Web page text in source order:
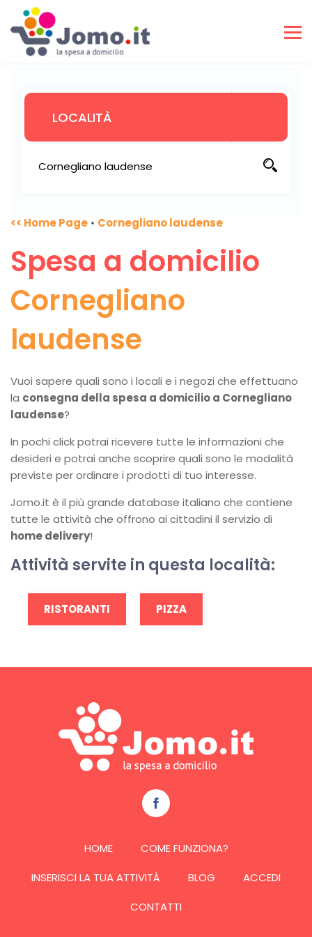
<< Home Page • Cornegliano laudense
Spesa a domicilio
Cornegliano
laudense
Vuoi sapere quali sono i locali e i negozi che effettuano
la consegna della spesa a domicilio a Cornegliano
laudense?
In pochi click potrai ricevere tutte le informazioni che
desideri e potrai anche scoprire quali sono le modalità
previste per ordinare i prodotti di tuo interesse.
Jomo.it è il più grande database italiano che contiene
tutte le attività che offrono ai cittadini il servizio di
home delivery!
Attività servite in questa località:
RISTORANTI PIZZA
HOME
COME FUNZIONA?
INSERISCI LA TUA ATTIVITÀ
BLOG
ACCEDI
CONTATTI